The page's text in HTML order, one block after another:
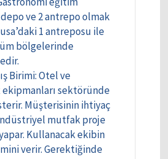
ve 2 antrepo olmak
1 antreposu ile
bölgelerinde
Birimi: Otel ve
sektöründe
Müşterisinin ihtiyaç
mutfak proje
Kullanacak ekibin
verir. Gerektiğinde